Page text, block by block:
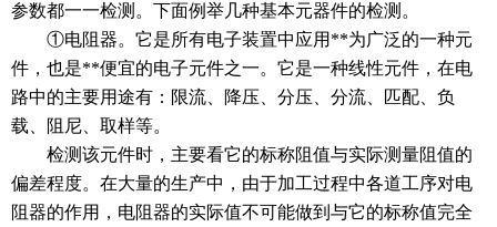
参数都一一检测。下面例举几种基本元器件的检测。
①电阻器。它是所有电子装置中应用**为广泛的一种元
件，也是**便宜的电子元件之一。它是一种线性元件，在电
路中的主要用途有：限流、降压、分压、分流、匹配、负
载、阻尼、取样等。
检测该元件时，主要看它的标称阻值与实际测量阻值的
偏差程度。在大量的生产中，由于加工过程中各道工序对电
阻器的作用，电阻器的实际值不可能做到与它的标称值完全